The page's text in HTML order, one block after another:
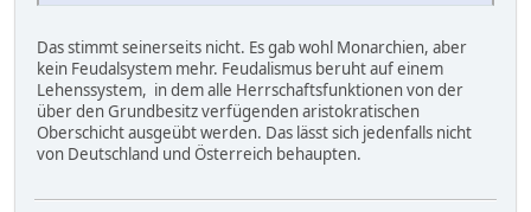
Das stimmt seinerseits nicht. Es gab wohl Monarchien, aber
kein Feudalsystem mehr. Feudalismus beruht auf einem
Lehenssystem, in dem alle Herrschaftsfunktionen von der
über den Grundbesitz verfügenden aristokratischen
Oberschicht ausgeübt werden. Das lässt sich jedenfalls nicht
von Deutschland und Österreich behaupten.